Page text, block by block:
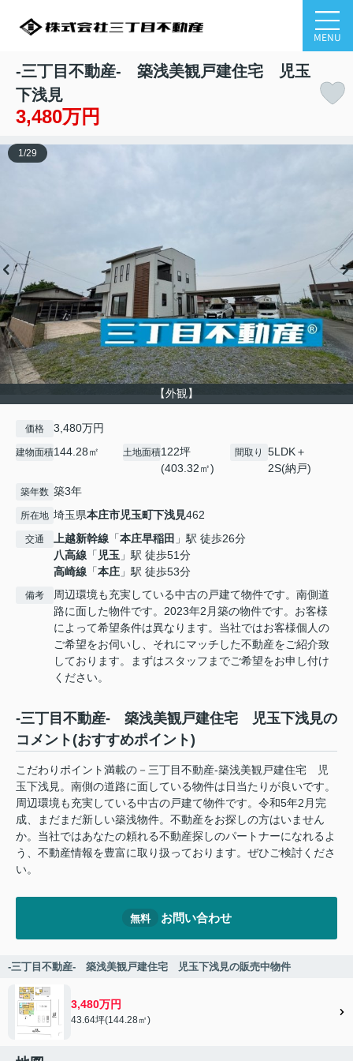
MENU
-三丁目不動産- 築浅美観戸建住宅 児玉
下浅見
3,480万円
【外観】
1 /29
価格 3,480万円
建物面積144.28㎡ 土地面積122坪
(403.32㎡)
間取り
5LDK＋
2S(納戸)
築年数 築3年
所在地 埼玉県本庄市児玉町下浅見462
交通 上越新幹線 「本庄早稲田 」駅 徒歩26分
八高線 「 児玉 」駅 徒歩51分
高崎線 「本庄 」駅 徒歩53分
備考
周辺環境も充実している中古の戸建て物件です。南側道
路に面した物件です。2023年2月築の物件です。お客様
によって希望条件は異なります。当社ではお客様個人の
ご希望をお伺いし、それにマッチした不動産をご紹介致
しております。まずはスタッフまでご希望をお申し付け
ください。
-三丁目不動産- 築浅美観戸建住宅 児玉下浅見の
コメント(おすすめポイント)
こだわりポイント満載の－三丁目不動産-築浅美観戸建住宅 児
玉下浅見。南側の道路に面している物件は日当たりが良いです。
周辺環境も充実している中古の戸建て物件です。令和5年2月完
成、まだまだ新しい築浅物件。不動産をお探しの方はいません
か。当社ではあなたの頼れる不動産探しのパートナーになれるよ
う、不動産情報を豊富に取り扱っております。ぜひご検討くださ
い。
無料 お問い合わせ
-三丁目不動産- 築浅美観戸建住宅 児玉下浅見の販売中物件
3,480万円
43.64坪(144.28㎡)